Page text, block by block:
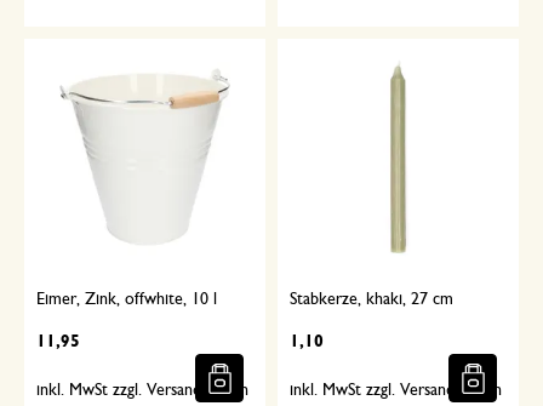
Eimer, Zink, offwhite, 10 l
11,95
inkl. MwSt zzgl. Versandkosten
Stabkerze, khaki, 27 cm
1,10
inkl. MwSt zzgl. Versandkosten